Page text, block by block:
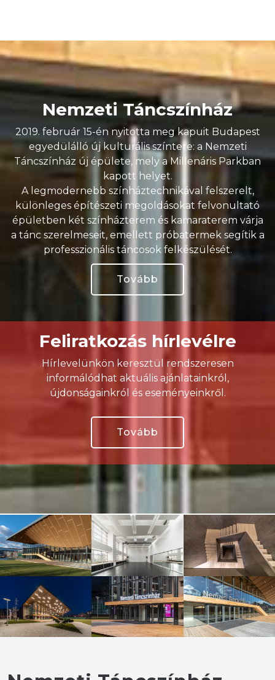
Nemzeti Táncszínház
2019. február 15-én nyitotta meg kapuit Budapest
egyedülálló új kulturális színtere: a Nemzeti
Táncszínház új épülete, mely a Millenáris Parkban
kapott helyet.
A legmodernebb színháztechnikával felszerelt,
különleges építészeti megoldásokat felvonultató
épületben két színházterem és kamaraterem várja
a tánc szerelmeseit, emellett próbatermek segítik a
professzionális táncosok felkészülését.
Tovább
Feliratkozás hírlevélre
Hírlevelünkön keresztül rendszeresen
informálódhat aktuális ajánlatainkról,
újdonságainkról és eseményeinkről.
Tovább